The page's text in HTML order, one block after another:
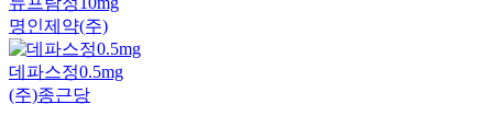
명인제약(주)
데파스정0.5mg
(주)종근당